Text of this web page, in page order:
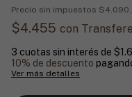
Precio sin impuestos
$4.455 con
3 cuotas sin interés de
10% de descuento
Ver más detalles